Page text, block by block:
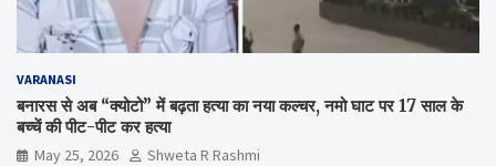
VARANASI
बनारस से अब “क्योटो” में बढ़ता हत्या का नया कल्चर, नमो घाट पर 17 साल के
बच्चें की पीट-पीट कर हत्या
May 25, 2026 Shweta R Rashmi